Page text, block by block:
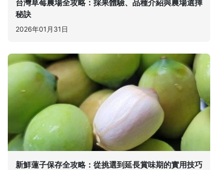
台灣草莓農場全攻略：採果體驗、品種介紹與農場選擇
秘訣
2026年01月31日
新鮮蓮子保存全攻略：從挑選到延長賞味期的實用技巧